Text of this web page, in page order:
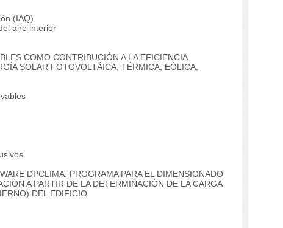
(IAQ)
aire interior
COMO CONTRIBUCIÓN A LA EFICIENCIA
SOLAR FOTOVOLTÁICA, TÉRMICA, EÓLICA,
DPCLIMA: PROGRAMA PARA EL DIMENSIONADO
A PARTIR DE LA DETERMINACIÓN DE LA CARGA
DEL EDIFICIO